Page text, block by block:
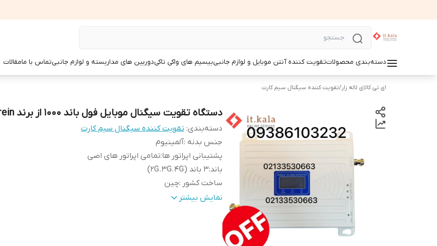
دسته‌بندی محصولاتتقویت کننده آنتن موبایل و لوازم جانبیبیسیم های واکی تاکیدوربین های مداربسته و لوازم جانبیتماس با مامقالات
ای تی کالای لاله زار/تقویت کننده سیگنال سیم کارت
دستگاه تقویت سیگنال موبایل فول باند 1000 از برند Kathrein
دسته‌بندی: تقویت کننده سیگنال سیم کارت
جنس بدنه :آلمینیوم
پشتیبانی اپراتور ها:تمامی اپراتور های اصی
باند:3 باند (2G.3G.4G)
ساخت کشور :چین
محدود پوشش دهی
نمایش بیشتر